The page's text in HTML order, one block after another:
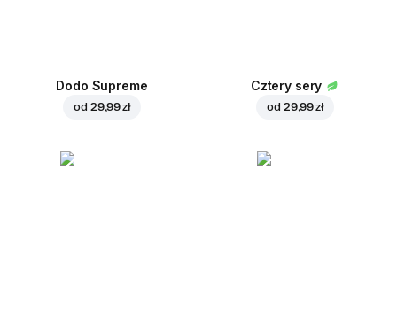
Dodo Supreme
od 29,99 zł
Cztery sery
od 29,99 zł